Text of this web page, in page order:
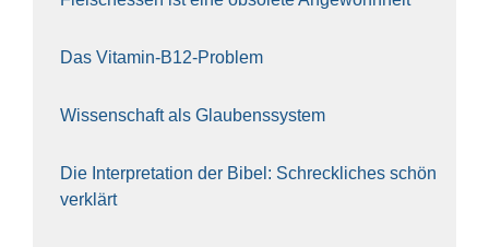
Das Vit­amin-B12-Pro­blem
Wis­sen­schaft als Glau­bens­sys­tem
Die Inter­pre­ta­ti­on der Bibel: Schreck­li­ches schön
ver­klärt